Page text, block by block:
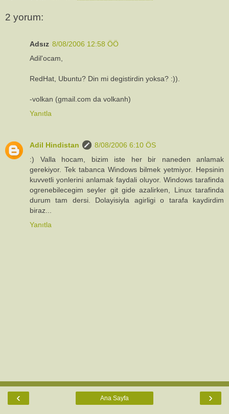
2 yorum:
Adsız 8/08/2006 12:58 ÖÖ
Adil'ocam,
RedHat, Ubuntu? Din mi degistirdin yoksa? :)).
-volkan (gmail.com da volkanh)
Yanıtla
Adil Hindistan
8/08/2006 6:10 ÖS
:) Valla hocam, bizim iste her bir naneden anlamak
gerekiyor. Tek tabanca Windows bilmek yetmiyor. Hepsinin
kuvvetli yonlerini anlamak faydali oluyor. Windows tarafinda
ogrenebilecegim seyler git gide azalirken, Linux tarafinda
durum tam dersi. Dolayisiyla agirligi o tarafa kaydirdim
biraz...
Yanıtla
‹ ›
Ana Sayfa